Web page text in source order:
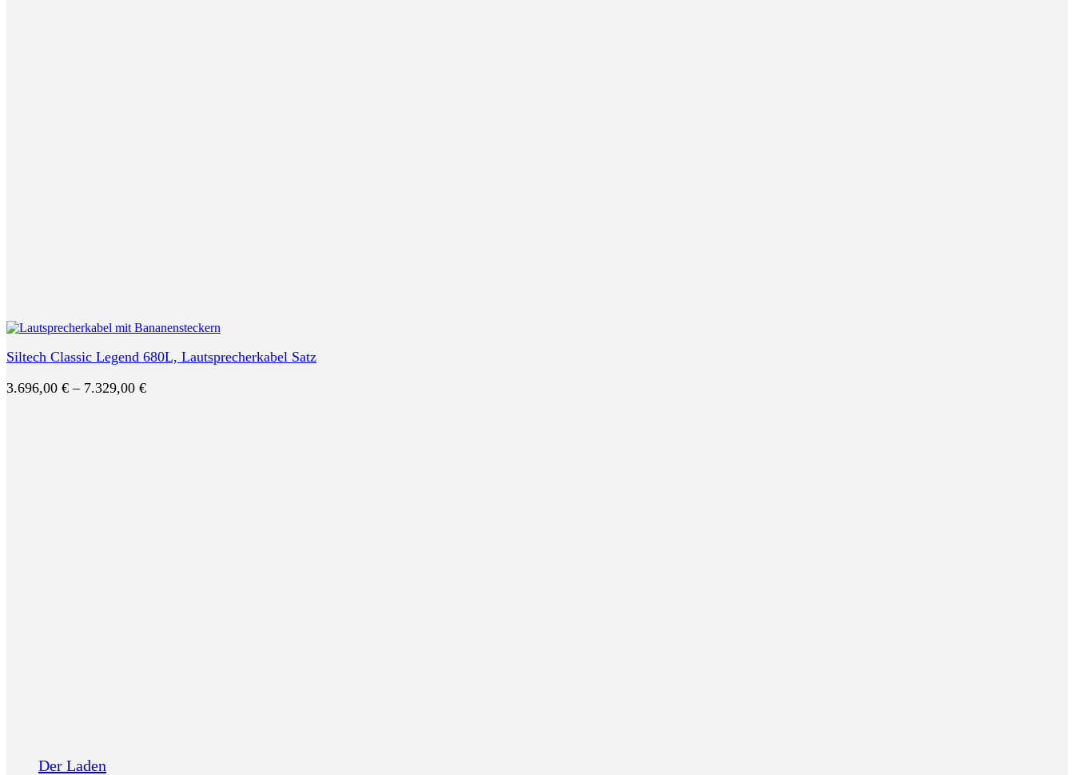
Der Laden
Siltech Classic Legend 680L, Lautsprecherkabel Satz
3.696,00 € – 7.329,00 €Preisspanne: